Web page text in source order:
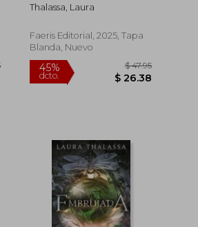
$ 47.95
$ 26.38
Thalassa, Laura
Faeris Editorial, 2025, Tapa
Blanda, Nuevo
45%
dcto.